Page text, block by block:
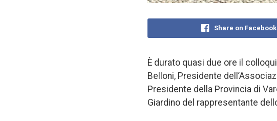
Share on Facebook
È durato quasi due ore il
Belloni, Presidente
Presidente della Provincia di
Giardino del rappresentante